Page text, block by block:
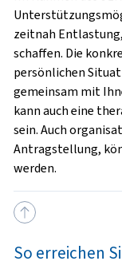
zeitnah
schaffen. Die
persönlichen
gemeinsam mit
kann auch eine
sein. Auch
Antragstellung,
werden.
So erreichen